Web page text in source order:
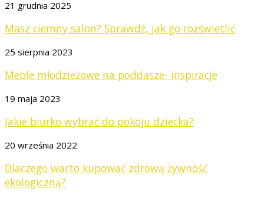
21 grudnia 2025
Masz ciemny salon? Sprawdź, jak go rozświetlić
25 sierpnia 2023
Meble młodzieżowe na poddasze- inspiracje
19 maja 2023
Jakie biurko wybrać do pokoju dziecka?
20 września 2022
Dlaczego warto kupować zdrową żywność
ekologiczną?